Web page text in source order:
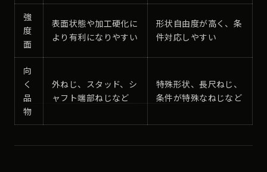
強
度
面
表面状態や加工硬化に
より有利になりやすい
形状自由度が高く、条
件対応しやすい
向
く
品
物
外ねじ、スタッド、シ
ャフト端部ねじなど
特殊形状、長尺ねじ、
条件が特殊なねじなど